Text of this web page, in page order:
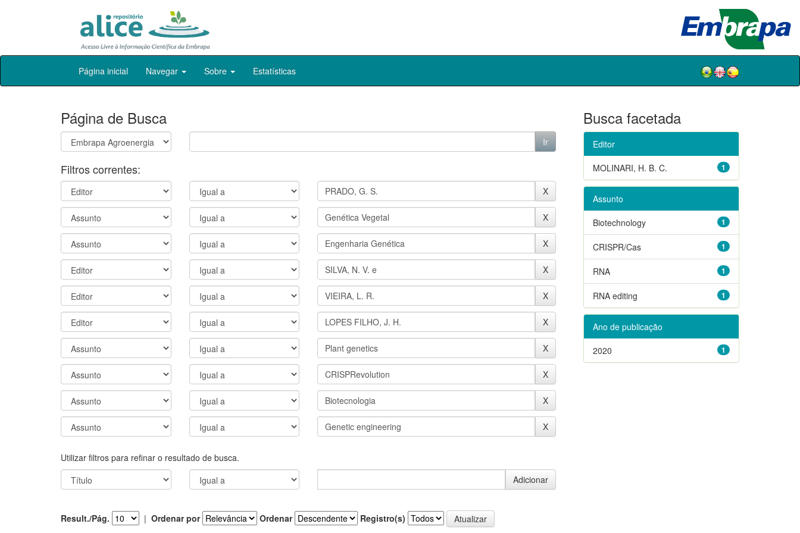
Skip
Página inicial Navegar Sobre Estatísticas
Página de Busca
Filtros correntes:
Utilizar filtros para refinar o resultado de busca.
Result./Pág. | Ordenar por Ordenar Registro(s)
Busca facetada
Editor
1
MOLINARI, H. B. C.
Assunto
1
Biotechnology
1
CRISPR/Cas
1
RNA
1
RNA editing
Ano de publicação
1
2020